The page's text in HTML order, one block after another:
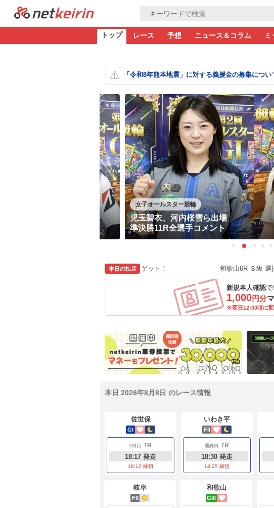
トップ レース 予想 ニュース＆コラム ミ
「令和8年熊本地震」に対する義援金の募集につい
女子オールスター競輪
児玉碧衣、河内桜雪ら出場
準決勝11R全選手コメント
本日の払戻
の払い戻しゲット！ 和歌山6R Ｓ級 選抜 二ノ輪大嵐
新規本人確認で
1,000円分
※翌日12:00頃に
本日 2026年8月8日 のレース情報
佐世保
GI
2日目 7R
18:17 発走
18:12 締切
いわき平
FII
最終日 7R
18:30 発走
18:25 締切
岐阜
FII
和歌山
GIII